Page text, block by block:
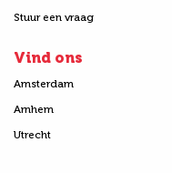
Stuur een vraag
Vind ons
Amsterdam
Arnhem
Utrecht